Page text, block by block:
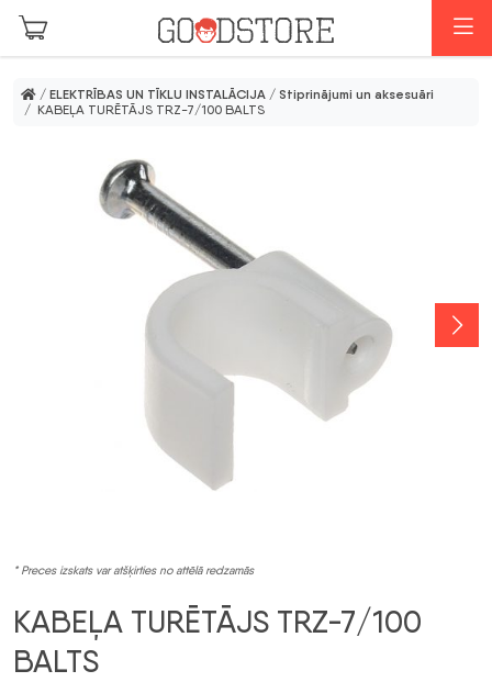
Skip to main content
/ ELEKTRĪBAS UN TĪKLU INSTALĀCIJA / Stiprinājumi un aksesuāri
/ KABEĻA TURĒTĀJS TRZ-7/100 BALTS
* Preces izskats var atšķirties no attēlā redzamās
KABEĻA TURĒTĀJS TRZ-7/100
BALTS